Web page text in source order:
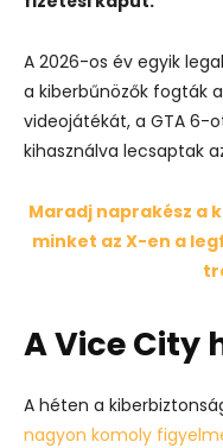
A 2026-os év egyik
a kiberbűnözők fogták
videojátékát, a GTA 6-
kihasználva lecsaptak
Maradj naprakész a
minket az X-en a
A Vice City
A héten a
nagyon komoly